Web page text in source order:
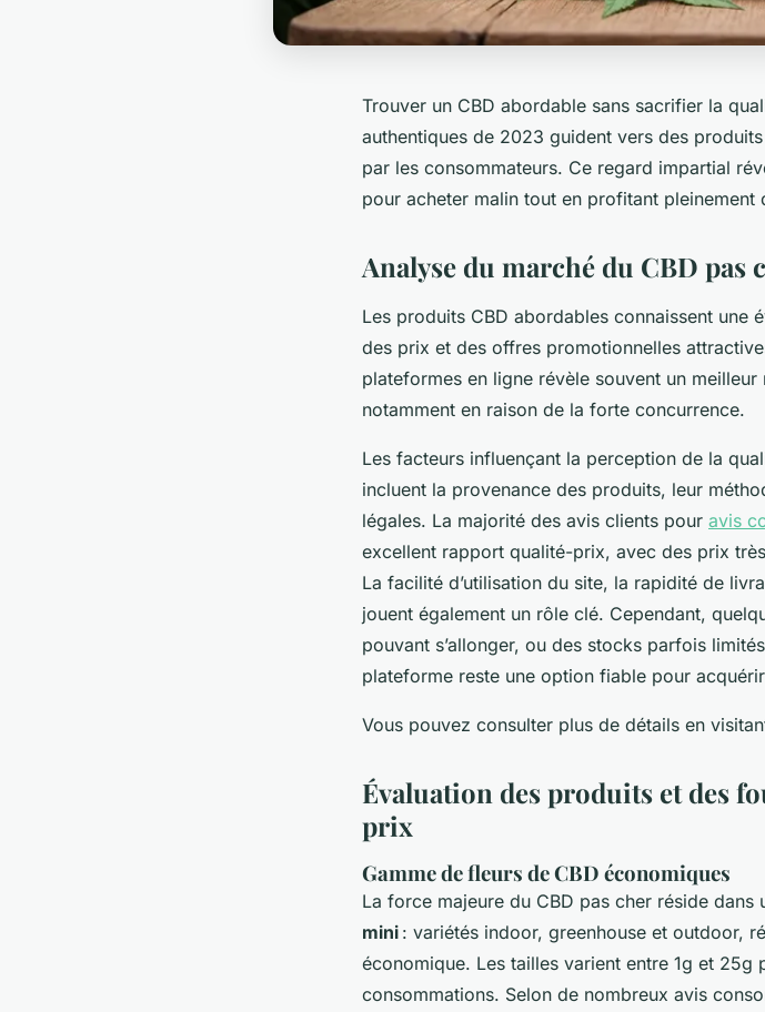
Trouver un CBD abordable sans sacrifier la
authentiques de 2023 guident vers des
par les consommateurs. Ce regard impartial
pour acheter malin tout en profitant pleinement
Analyse du marché du CBD pas
Les produits CBD abordables connaissent une
des prix et des offres promotionnelles
plateformes en ligne révèle souvent un
notamment en raison de la forte concurrence.
Les facteurs influençant la perception de la
incluent la provenance des produits, leur
légales. La majorité des avis clients pour avis
excellent rapport qualité-prix, avec des prix
La facilité d’utilisation du site, la rapidité de
jouent également un rôle clé. Cependant,
pouvant s’allonger, ou des stocks parfois
plateforme reste une option fiable pour
Vous pouvez consulter plus de détails en
Évaluation des produits et des
prix
Gamme de fleurs de CBD économiques
La force majeure du CBD pas cher réside dans
mini : variétés indoor, greenhouse et outdoor,
économique. Les tailles varient entre 1g et 25g
consommations. Selon de nombreux avis